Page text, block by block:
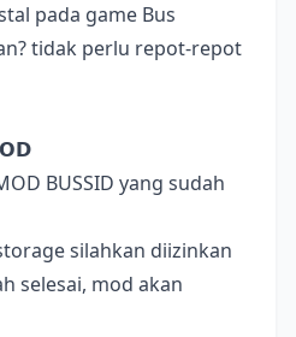
pada game Bus
tidak perlu repot-repot
BUSSID yang sudah
silahkan diizinkan
selesai, mod akan